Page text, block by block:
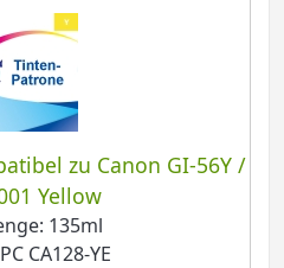
zu Canon GI-56Y /
Yellow
135ml
CA128-YE